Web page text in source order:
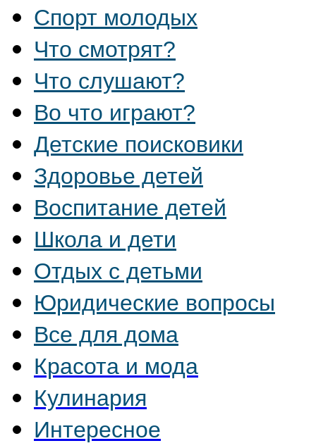
Спорт молодых
Что смотрят?
Что слушают?
Во что играют?
Детские поисковики
Здоровье детей
Воспитание детей
Школа и дети
Отдых с детьми
Юридические вопросы
Все для дома
Красота и мода
Кулинария
Интересное